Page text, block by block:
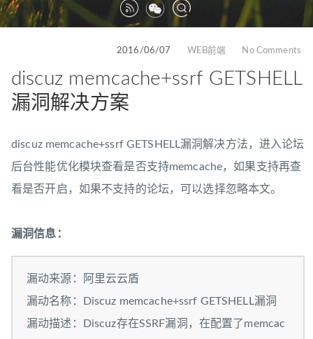
2016/06/07 WEB前端 No Comments
discuz memcache+ssrf GETSHELL
漏洞解决方案
discuz memcache+ssrf GETSHELL漏洞解决方法，进入论坛
后台性能优化模块查看是否支持memcache，如果支持再查
看是否开启，如果不支持的论坛，可以选择忽略本文。
漏洞信息：
漏动来源：阿里云云盾
漏动名称：Discuz memcache+ssrf GETSHELL漏洞
漏动描述：Discuz存在SSRF漏洞，在配置了memcac